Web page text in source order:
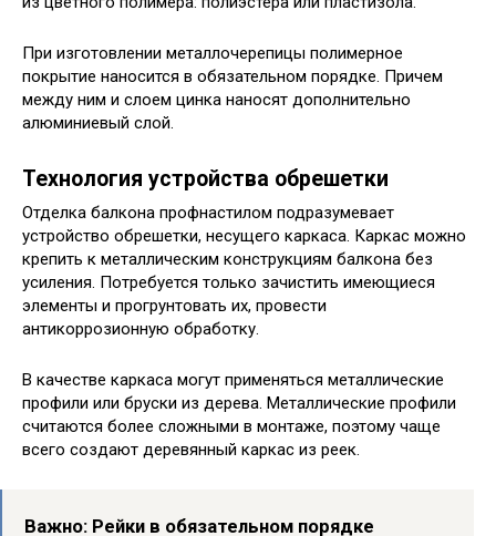
При изготовлении металлочерепицы полимерное
покрытие наносится в обязательном порядке. Причем
между ним и слоем цинка наносят дополнительно
алюминиевый слой.
Технология устройства обрешетки
Отделка балкона профнастилом подразумевает
устройство обрешетки, несущего каркаса. Каркас можно
крепить к металлическим конструкциям балкона без
усиления. Потребуется только зачистить имеющиеся
элементы и прогрунтовать их, провести
антикоррозионную обработку.
В качестве каркаса могут применяться металлические
профили или бруски из дерева. Металлические профили
считаются более сложными в монтаже, поэтому чаще
всего создают деревянный каркас из реек.
Важно: Рейки в обязательном порядке